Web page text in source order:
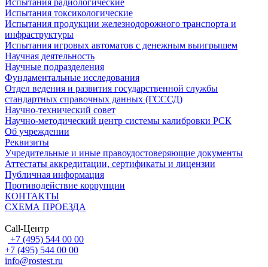
Испытания радиологические
Испытания токсикологические
Испытания продукции железнодорожного транспорта и
инфраструктуры
Испытания игровых автоматов с денежным выигрышем
Научная деятельность
Научные подразделения
Фундаментальные исследования
Отдел ведения и развития государственной службы
стандартных справочных данных (ГСССД)
Научно-технический совет
Научно-методический центр системы калибровки РСК
Об учреждении
Реквизиты
Учредительные и иные правоудостоверяющие документы
Аттестаты аккредитации, сертификаты и лицензии
Публичная информация
Противодействие коррупции
КОНТАКТЫ
СХЕМА ПРОЕЗДА
Call-Центр
+7 (495) 544 00 00
+7 (495) 544 00 00
info@rostest.ru